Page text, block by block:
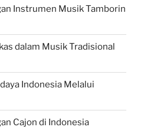
Instrumen Musik Tamborin
dalam Musik Tradisional
Indonesia Melalui
Cajon di Indonesia